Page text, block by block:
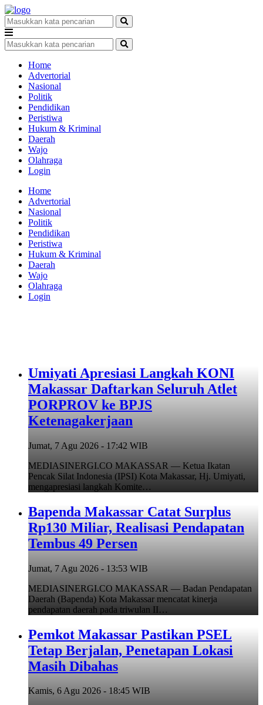
Home
Advertorial
Nasional
Politik
Pendidikan
Peristiwa
Hukum & Kriminal
Daerah
Wajo
Olahraga
Login
Home
Advertorial
Nasional
Politik
Pendidikan
Peristiwa
Hukum & Kriminal
Daerah
Wajo
Olahraga
Login
Umiyati Apresiasi Langkah KONI
Makassar Daftarkan Seluruh Atlet
PORPROV ke BPJS
Ketenagakerjaan
Jumat, 7 Agu 2026 - 17:42 WIB
MEDIASINERGI.CO MAKASSAR — Ketua Ikatan
Pencak Silat Indonesia (IPSI) Kota Makassar, Hj. Umiyati,
mengapresiasi langkah Komite…
Bapenda Makassar Catat Surplus
Rp130 Miliar, Realisasi Pendapatan
Tembus 49 Persen
Jumat, 7 Agu 2026 - 13:53 WIB
MEDIASINERGI.CO MAKASSAR — Badan Pendapatan
Daerah (Bapenda) Kota Makassar mencatat kinerja
pendapatan daerah pada triwulan II…
Pemkot Makassar Pastikan PSEL
Tetap Berjalan, Penetapan Lokasi
Masih Dibahas
Kamis, 6 Agu 2026 - 18:45 WIB